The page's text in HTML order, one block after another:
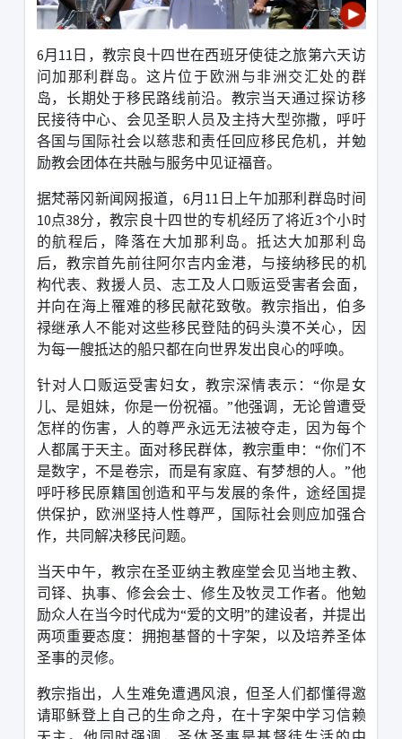
6月11 日，教宗良十四世在西班牙使徒之旅第六天访
问加那利群岛。这片位于欧洲与非洲交汇处的群
岛，长期处于移民路线前沿。教宗当天通过探访移
民接待中心、会见圣职人员及主持大型弥撒，呼吁
各国与国际社会以慈悲和责任回应移民危机，并勉
励教会团体在共融与服务中见证福音。
据梵蒂冈新闻网报道， 6月11 日上午加那利群岛时间
10点38分，教宗良十四世的专机经历了将近3个小时
的航程后，降落在大加那利岛。抵达大加那利岛
后，教宗首先前往阿尔吉内金港，与接纳移民的机
构代表、救援人员、志工及人口贩运受害者会面，
并向在海上罹难的移民献花致敬。教宗指出，伯多
禄继承人不能对这些移民登陆的码头漠不关心，因
为每一艘抵达的船只都在向世界发出良心的呼唤。
针对人口贩运受害妇女，教宗深情表示：“你是女
儿、是姐妹，你是一份祝福。”他强调，无论曾遭受
怎样的伤害，人的尊严永远无法被夺走，因为每个
人都属于天主。面对移民群体，教宗重申：“你们不
是数字，不是卷宗，而是有家庭、有梦想的人。”他
呼吁移民原籍国创造和平与发展的条件，途经国提
供保护，欧洲坚持人性尊严，国际社会则应加强合
作，共同解决移民问题。
当天中午，教宗在圣亚纳主教座堂会见当地主教、
司铎、执事、修会会士、修生及牧灵工作者。他勉
励众人在当今时代成为“爱的文明”的建设者，并提出
两项重要态度：拥抱基督的十字架，以及培养圣体
圣事的灵修。
教宗指出，人生难免遭遇风浪，但圣人们都懂得邀
请耶稣登上自己的生命之舟，在十字架中学习信赖